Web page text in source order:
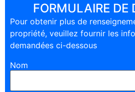
FORMULAIRE DE
Pour obtenir plus de
propriété, veuillez fournir les
demandées ci-dessous
Nom